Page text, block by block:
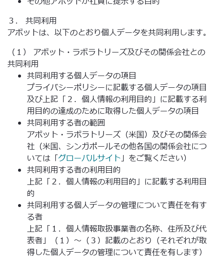
３． 共同利用
アボットは、以下のとおり個人データを共同利用します。
（１） アボット・ラボラトリーズ及びその関係会社との
共同利用
共同利用する個人データの項目
プライバシーポリシーに記載する個人データの項目
及び上記「２．個人情報の利用目的」に記載する利
用目的の達成のために取得した個人データの項目
共同利用する者の範囲
アボット・ラボラトリーズ（米国）及びその関係会
社（米国、シンガポールその他各国の関係会社につ
いては「グローバルサイト」をご覧ください）
共同利用する者の利用目的
上記「２．個人情報の利用目的」に記載する利用目
的
共同利用する個人データの管理について責任を有す
る者
上記「１．個人情報取扱事業者の名称、住所及び代
表者」（１）～（３）記載のとおり（それぞれが取
得した個人データの管理について責任を有します）